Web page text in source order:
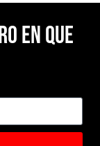
en Que